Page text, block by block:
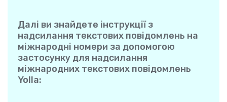
Далі ви знайдете інструкції з
надсилання текстових повідомлень на
міжнародні номери за допомогою
застосунку для надсилання
міжнародних текстових повідомлень
Yolla: